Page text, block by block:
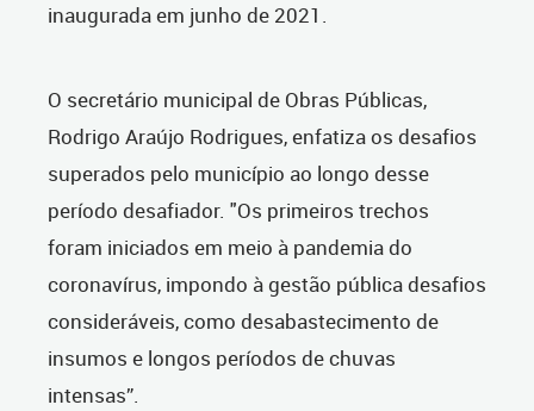
inaugurada em junho de 2021.
O secretário municipal de Obras Públicas,
Rodrigo Araújo Rodrigues, enfatiza os desafios
superados pelo município ao longo desse
período desafiador. "Os primeiros trechos
foram iniciados em meio à pandemia do
coronavírus, impondo à gestão pública desafios
consideráveis, como desabastecimento de
insumos e longos períodos de chuvas
intensas”.